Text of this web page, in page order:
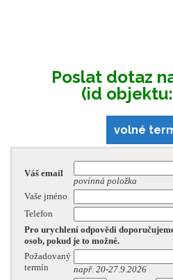
Poslat dotaz
(id
volné